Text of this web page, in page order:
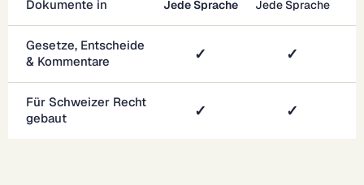
Dokumente in Jede Sprache Jede Sprache
Gesetze, Entscheide
& Kommentare
✓ ✓
Für Schweizer Recht
gebaut
✓ ✓